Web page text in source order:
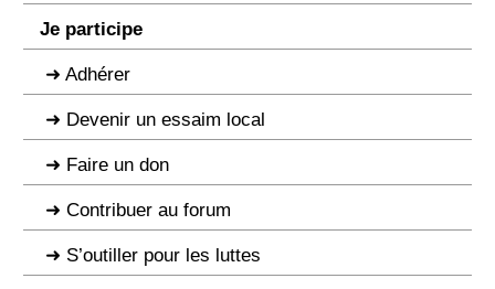
Je participe
Adhérer
Devenir un essaim local
Faire un don
Contribuer au forum
S’outiller pour les luttes